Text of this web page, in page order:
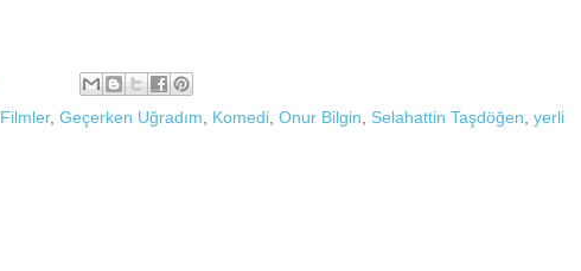
Filmler, Geçerken Uğradım Komedi Onur Bilgin Selahattin Taşdöğen yerli